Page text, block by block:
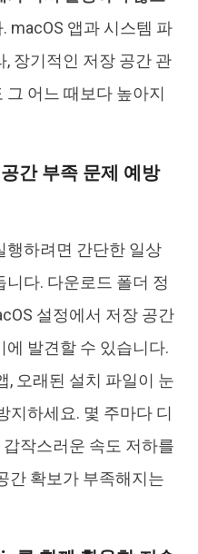
macOS 앱과 시스템 파
장기적인 저장 공간 관
어느 때보다 높아지
간 부족 문제 예방
행하려면 간단한 일상
다. 다운로드 폴더 정
설정에서 저장 공간
발견할 수 있습니다.
, 오래된 설치 파일이 눈
지하세요. 몇 주마다 디
작스러운 속도 저하를
간 확보가 부족해지는